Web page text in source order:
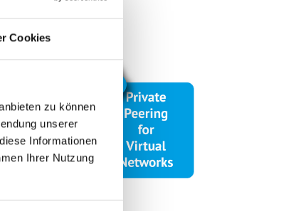
Cookies
zu können
unserer
Informationen
Ihrer Nutzung